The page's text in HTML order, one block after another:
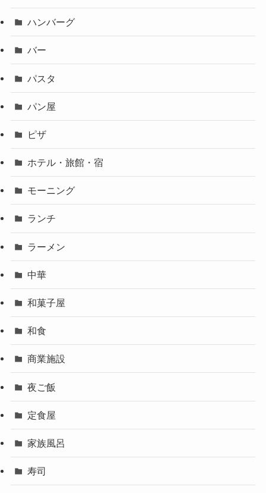
ハンバーグ
バー
パスタ
パン屋
ピザ
ホテル・旅館・宿
モーニング
ランチ
ラーメン
中華
和菓子屋
和食
商業施設
夜ご飯
定食屋
家族風呂
寿司